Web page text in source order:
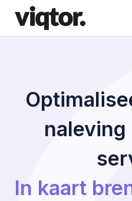
naleving
In kaart